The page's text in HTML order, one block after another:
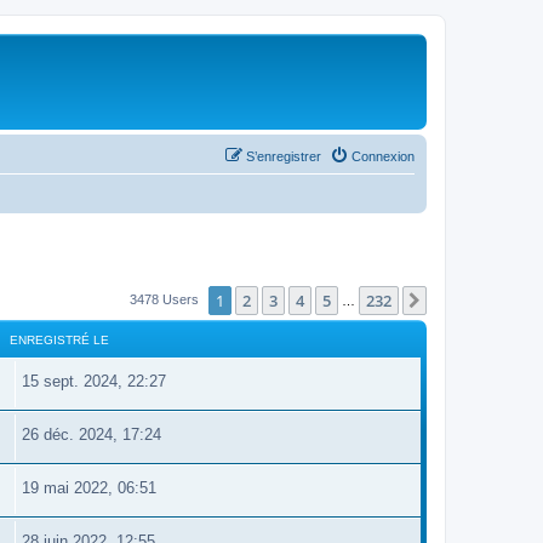
Connexion
S’enregistrer
3478 Users 1 2 3 4 5 232
ENREGISTRÉ LE
15 sept. 2024, 22:27
26 déc. 2024, 17:24
19 mai 2022, 06:51